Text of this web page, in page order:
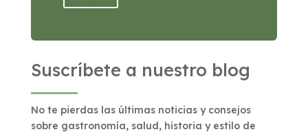
Suscríbete a nuestro blog
No te pierdas las últimas noticias y consejos
sobre gastronomía, salud, historia y estilo de